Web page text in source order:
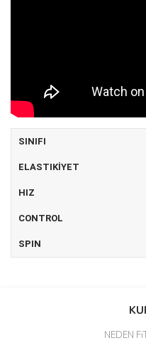
SINIFI
ELASTIKİYET
HIZ
CONTROL
SPIN
Bu ürüne
NEDEN